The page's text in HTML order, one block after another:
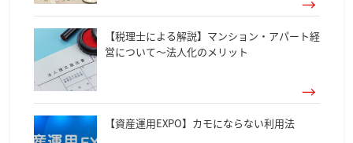
【税理士による解説】マンション・アパート経
営について～法人化のメリット
【資産運用EXPO】カモにならない利用法